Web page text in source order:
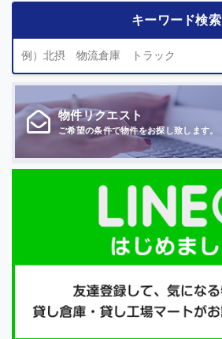
キーワード検索
物件リクエスト
ご希望の条件で物件をお探し致します。